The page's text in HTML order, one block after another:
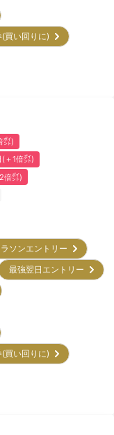
(買い回りに)
㌽)
＋1倍㌽)
倍㌽)
ラソンエントリー
最強翌日エントリー
(買い回りに)